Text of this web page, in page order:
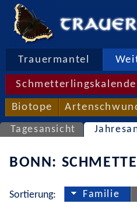
Trauermantel
Biotope
Tagesansicht
BONN:
Sortierung: Familie